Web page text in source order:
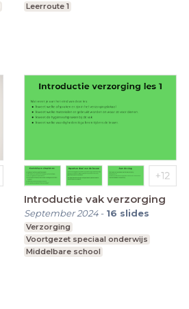
Leerroute 1
Introductie vak verzorging
September 2024- 16 slides
Verzorging
Voortgezet speciaal onderwijs
Middelbare school